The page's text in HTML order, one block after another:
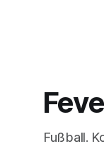
Fußball.